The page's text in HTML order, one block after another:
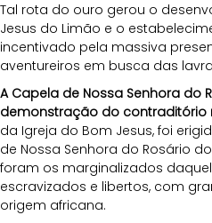
Tal rota do ouro gerou o
Jesus do Limão e o
incentivado pela massiva
aventureiros em busca das
A Capela de Nossa Senhora do
demonstração do contraditório
da Igreja do Bom Jesus, foi
de Nossa Senhora do Rosário
foram os marginalizados
escravizados e libertos, com
origem africana.